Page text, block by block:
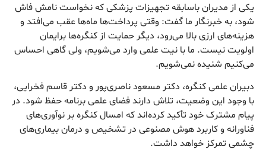
یکی از مدیران باسابقه تجهیزات پزشکی که نخواست نامش فاش
شود، به خبرنگار ما گفت: وقتی پرداخت‌ها ماه‌ها عقب می‌افتد و
هزینه‌های ارزی بالا می‌رود، دیگر حمایت از کنگره‌ها برایمان
اولویت نیست. ما با نیت علمی وارد می‌شویم، ولی گاهی احساس
می‌کنیم شنیده نمی‌شویم.
دبیران علمی کنگره، دکتر مسعود ناصری‌پور و دکتر قاسم فخرایی،
با وجود این وضعیت، تلاش دارند فضای علمی برنامه حفظ شود. در
پیام مشترک خود تأکید کرده‌اند که امسال کنگره بر نوآوری‌های
فناورانه و کاربرد هوش مصنوعی در تشخیص و درمان بیماری‌های
چشمی تمرکز خواهد داشت.